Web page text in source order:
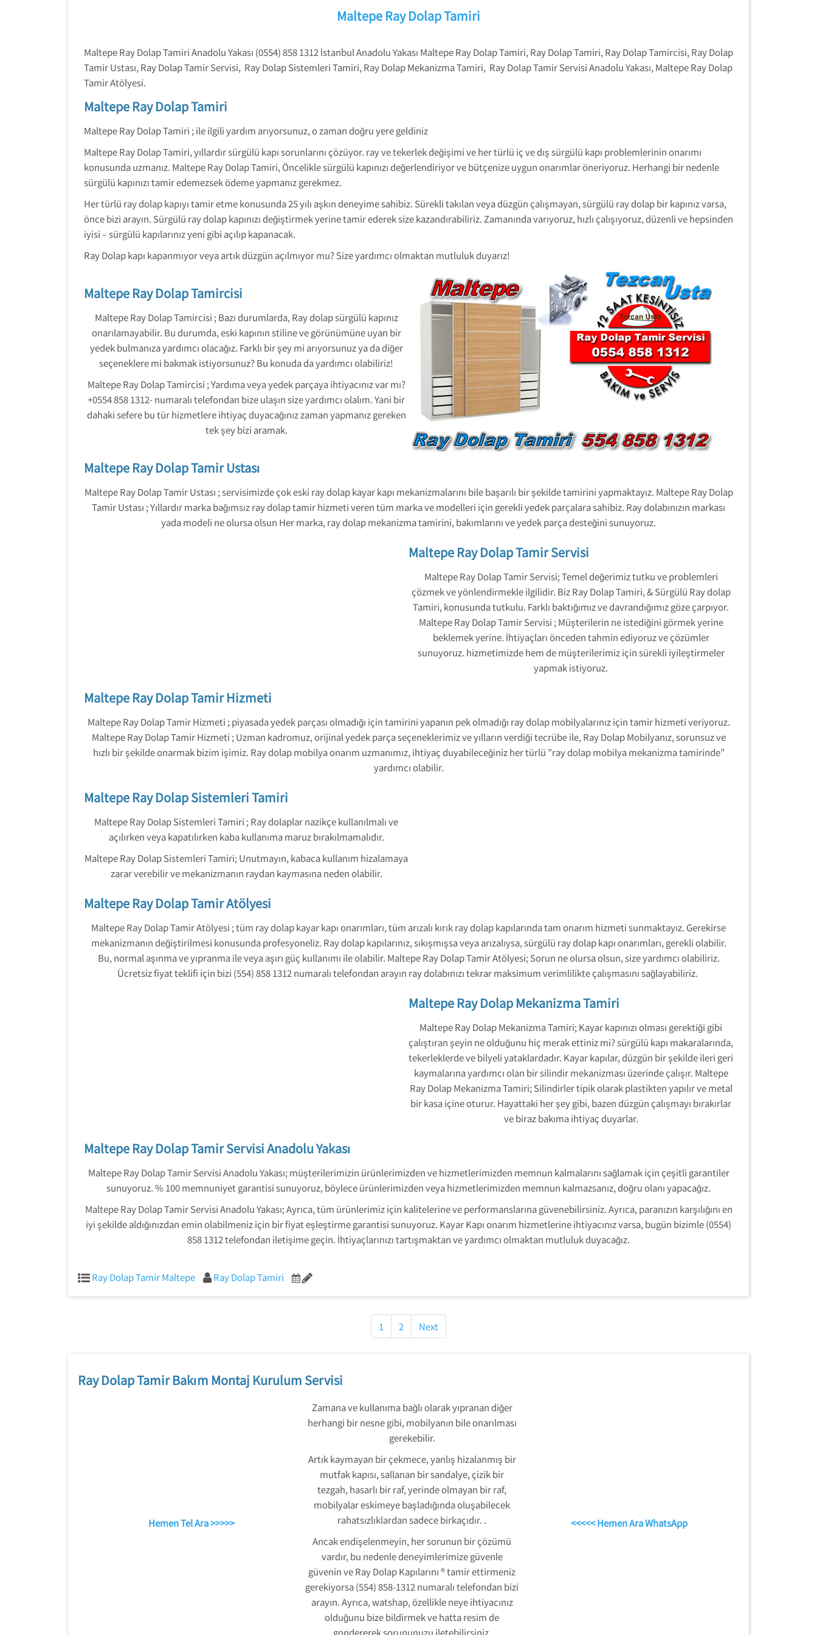
Maltepe Ray Dolap Tamiri
Maltepe Ray Dolap Tamiri Anadolu Yakası (0554) 858 1312 İstanbul Anadolu Yakası Maltepe Ray Dolap Tamiri, Ray Dolap Tamiri, Ray Dolap Tamircisi, Ray Dolap
Tamir Ustası, Ray Dolap Tamir Servisi, Ray Dolap Sistemleri Tamiri, Ray Dolap Mekanizma Tamiri, Ray Dolap Tamir Servisi Anadolu Yakası, Maltepe Ray Dolap
Tamir Atölyesi.
Maltepe Ray Dolap Tamiri
Maltepe Ray Dolap Tamiri ; ile ilgili yardım arıyorsunuz, o zaman doğru yere geldiniz
Maltepe Ray Dolap Tamiri, yıllardır sürgülü kapı sorunlarını çözüyor. ray ve tekerlek değişimi ve her türlü iç ve dış sürgülü kapı problemlerinin onarımı
konusunda uzmanız. Maltepe Ray Dolap Tamiri, Öncelikle sürgülü kapınızı değerlendiriyor ve bütçenize uygun onarımlar öneriyoruz. Herhangi bir nedenle
sürgülü kapınızı tamir edemezsek ödeme yapmanız gerekmez.
Her türlü ray dolap kapıyı tamir etme konusunda 25 yılı aşkın deneyime sahibiz. Sürekli takılan veya düzgün çalışmayan, sürgülü ray dolap bir kapınız varsa,
önce bizi arayın. Sürgülü ray dolap kapınızı değiştirmek yerine tamir ederek size kazandırabiliriz. Zamanında varıyoruz, hızlı çalışıyoruz, düzenli ve hepsinden
iyisi – sürgülü kapılarınız yeni gibi açılıp kapanacak.
Ray Dolap kapı kapanmıyor veya artık düzgün açılmıyor mu? Size yardımcı olmaktan mutluluk duyarız!
Maltepe Ray Dolap Tamircisi
Maltepe Ray Dolap Tamircisi ; Bazı durumlarda, Ray dolap sürgülü kapınız
onarılamayabilir. Bu durumda, eski kapının stiline ve görünümüne uyan bir
yedek bulmanıza yardımcı olacağız. Farklı bir şey mi arıyorsunuz ya da diğer
seçeneklere mi bakmak istiyorsunuz? Bu konuda da yardımcı olabiliriz!
Maltepe Ray Dolap Tamircisi ; Yardıma veya yedek parçaya ihtiyacınız var mı?
+0554 858 1312- numaralı telefondan bize ulaşın size yardımcı olalım. Yani bir
dahaki sefere bu tür hizmetlere ihtiyaç duyacağınız zaman yapmanız gereken
tek şey bizi aramak.
Maltepe Ray Dolap Tamir Ustası
Maltepe Ray Dolap Tamir Ustası ; servisimizde çok eski ray dolap kayar kapı mekanizmalarını bile başarılı bir şekilde tamirini yapmaktayız. Maltepe Ray Dolap
Tamir Ustası ; Yıllardır marka bağımsız ray dolap tamir hizmeti veren tüm marka ve modelleri için gerekli yedek parçalara sahibiz. Ray dolabınızın markası
yada modeli ne olursa olsun Her marka, ray dolap mekanizma tamirini, bakımlarını ve yedek parça desteğini sunuyoruz.
Maltepe Ray Dolap Tamir Servisi
Maltepe Ray Dolap Tamir Servisi; Temel değerimiz tutku ve problemleri
çözmek ve yönlendirmekle ilgilidir. Biz Ray Dolap Tamiri, & Sürgülü Ray dolap
Tamiri, konusunda tutkulu. Farklı baktığımız ve davrandığımız göze çarpıyor.
Maltepe Ray Dolap Tamir Servisi ; Müşterilerin ne istediğini görmek yerine
beklemek yerine. İhtiyaçları önceden tahmin ediyoruz ve çözümler
sunuyoruz. hizmetimizde hem de müşterilerimiz için sürekli iyileştirmeler
yapmak istiyoruz.
Maltepe Ray Dolap Tamir Hizmeti
Maltepe Ray Dolap Tamir Hizmeti ; piyasada yedek parçası olmadığı için tamirini yapanın pek olmadığı ray dolap mobilyalarınız için tamir hizmeti veriyoruz.
Maltepe Ray Dolap Tamir Hizmeti ; Uzman kadromuz, orijinal yedek parça seçeneklerimiz ve yılların verdiği tecrübe ile, Ray Dolap Mobilyanız, sorunsuz ve
hızlı bir şekilde onarmak bizim işimiz. Ray dolap mobilya onarım uzmanımız, ihtiyaç duyabileceğiniz her türlü ”ray dolap mobilya mekanizma tamirinde”
yardımcı olabilir.
Maltepe Ray Dolap Sistemleri Tamiri
Maltepe Ray Dolap Sistemleri Tamiri ; Ray dolaplar nazikçe kullanılmalı ve
açılırken veya kapatılırken kaba kullanıma maruz bırakılmamalıdır.
Maltepe Ray Dolap Sistemleri Tamiri; Unutmayın, kabaca kullanım hizalamaya
zarar verebilir ve mekanizmanın raydan kaymasına neden olabilir.
Maltepe Ray Dolap Tamir Atölyesi
Maltepe Ray Dolap Tamir Atölyesi ; tüm ray dolap kayar kapı onarımları, tüm arızalı kırık ray dolap kapılarında tam onarım hizmeti sunmaktayız. Gerekirse
mekanizmanın değiştirilmesi konusunda profesyoneliz. Ray dolap kapılarınız, sıkışmışsa veya arızalıysa, sürgülü ray dolap kapı onarımları, gerekli olabilir.
Bu, normal aşınma ve yıpranma ile veya aşırı güç kullanımı ile olabilir. Maltepe Ray Dolap Tamir Atölyesi; Sorun ne olursa olsun, size yardımcı olabiliriz.
Ücretsiz fiyat teklifi için bizi (554) 858 1312 numaralı telefondan arayın ray dolabınızı tekrar maksimum verimlilikte çalışmasını sağlayabiliriz.
Maltepe Ray Dolap Mekanizma Tamiri
Maltepe Ray Dolap Mekanizma Tamiri; Kayar kapınızı olması gerektiği gibi
çalıştıran şeyin ne olduğunu hiç merak ettiniz mi? sürgülü kapı makaralarında,
tekerleklerde ve bilyeli yataklardadır. Kayar kapılar, düzgün bir şekilde ileri geri
kaymalarına yardımcı olan bir silindir mekanizması üzerinde çalışır. Maltepe
Ray Dolap Mekanizma Tamiri; Silindirler tipik olarak plastikten yapılır ve metal
bir kasa içine oturur. Hayattaki her şey gibi, bazen düzgün çalışmayı bırakırlar
ve biraz bakıma ihtiyaç duyarlar.
Maltepe Ray Dolap Tamir Servisi Anadolu Yakası
Maltepe Ray Dolap Tamir Servisi Anadolu Yakası; müşterilerimizin ürünlerimizden ve hizmetlerimizden memnun kalmalarını sağlamak için çeşitli garantiler
sunuyoruz. % 100 memnuniyet garantisi sunuyoruz, böylece ürünlerimizden veya hizmetlerimizden memnun kalmazsanız, doğru olanı yapacağız.
Maltepe Ray Dolap Tamir Servisi Anadolu Yakası; Ayrıca, tüm ürünlerimiz için kalitelerine ve performanslarına güvenebilirsiniz. Ayrıca, paranızın karşılığını en
iyi şekilde aldığınızdan emin olabilmeniz için bir fiyat eşleştirme garantisi sunuyoruz. Kayar Kapı onarım hizmetlerine ihtiyacınız varsa, bugün bizimle (0554)
858 1312 telefondan iletişime geçin. İhtiyaçlarınızı tartışmaktan ve yardımcı olmaktan mutluluk duyacağız.
Ray Dolap Tamir Maltepe Ray Dolap Tamiri
1 2 Next
Ray Dolap Tamir Bakım Montaj Kurulum Servisi
Hemen Tel Ara >>>>>
Zamana ve kullanıma bağlı olarak yıpranan diğer
herhangi bir nesne gibi, mobilyanın bile onarılması
gerekebilir.
Artık kaymayan bir çekmece, yanlış hizalanmış bir
mutfak kapısı, sallanan bir sandalye, çizik bir
tezgah, hasarlı bir raf, yerinde olmayan bir raf,
mobilyalar eskimeye başladığında oluşabilecek
rahatsızlıklardan sadece birkaçıdır. .
Ancak endişelenmeyin, her sorunun bir çözümü
vardır, bu nedenle deneyimlerimize güvenle
güvenin ve Ray Dolap Kapılarını ® tamir ettirmeniz
gerekiyorsa (554) 858-1312 numaralı telefondan bizi
arayın. Ayrıca, watshap, özellikle neye ihtiyacınız
olduğunu bize bildirmek ve hatta resim de
gondererek sorununuzu iletebilirsiniz.
<<<<< Hemen Ara WhatsApp